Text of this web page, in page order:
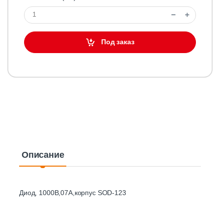
Под заказ
Описание
Диод, 1000В,07А,корпус SOD-123